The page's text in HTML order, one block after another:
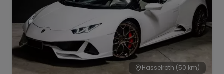
Hasselroth (50 km)